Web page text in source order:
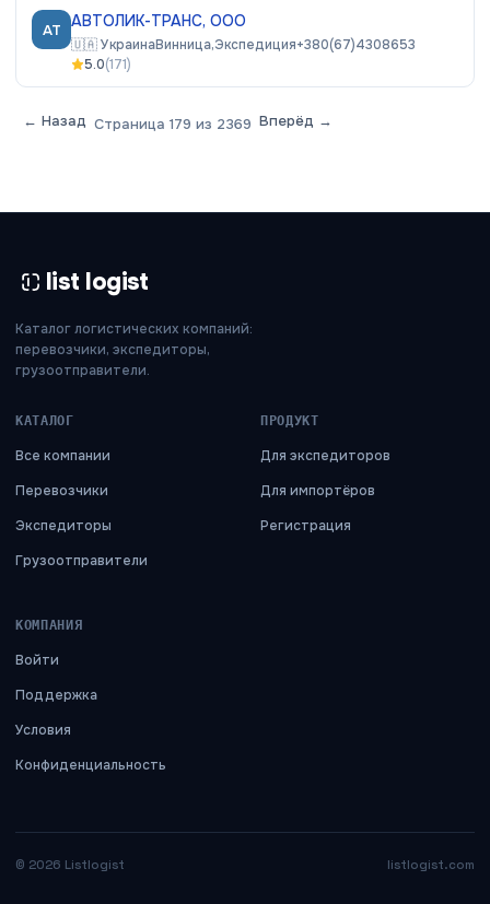
АТ АВТОЛИК-ТРАНС, ООО
🇺🇦УкраинаВинница,Экспедиция+380(67)4308653
5.0(171)
← Назад Страница 179 из 2369 Вперёд →
list logist
Каталог логистических компаний:
перевозчики, экспедиторы,
грузоотправители.
КАТАЛОГ
Все компании
Перевозчики
Экспедиторы
Грузоотправители
ПРОДУКТ
Для экспедиторов
Для импортёров
Регистрация
КОМПАНИЯ
Войти
Поддержка
Условия
Конфиденциальность
© 2026 Listlogist listlogist.com